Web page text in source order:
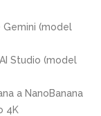
(model
Studio (model
a NanoBanana
4K